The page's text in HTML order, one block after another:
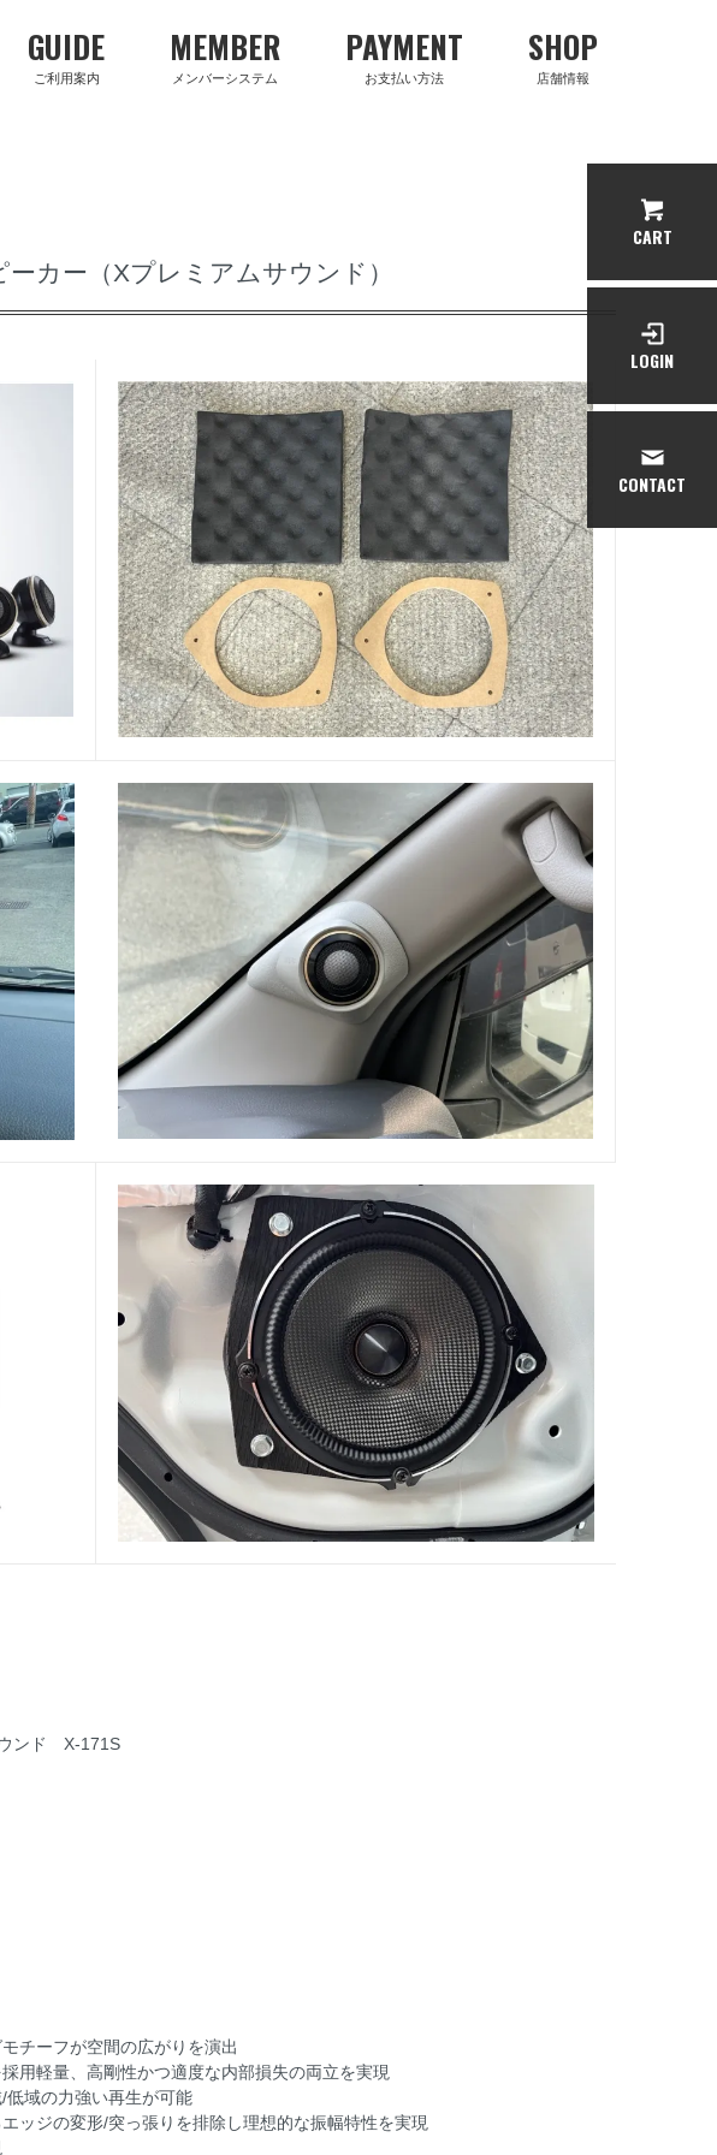
GUIDE
ご利用案内
MEMBER
メンバーシステム
PAYMENT
お支払い方法
SHOP
店舗情報
カー（Xプレミアムサウンド）
ンド X-171S
チーフが空間の広がりを演出
用軽量、高剛性かつ適度な内部損失の両立を実現
低域の力強い再生が可能
ッジの変形/突っ張りを排除し理想的な振幅特性を実現
CART
LOGIN
CONTACT